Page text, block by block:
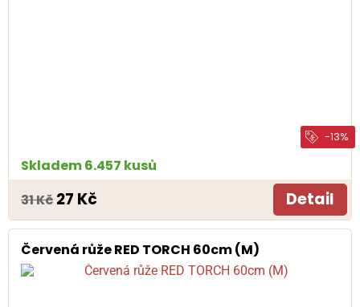
-13%
Skladem 6.457 kusů
31 Kč 27 Kč Detail
Červená růže RED TORCH 60cm (M)